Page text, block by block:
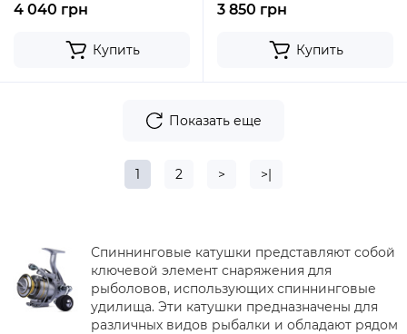
4 040 грн
Купить
3 850 грн
Купить
Показать еще
1 2 > >|
Спиннинговые катушки представляют собой
ключевой элемент снаряжения для
рыболовов, использующих спиннинговые
удилища. Эти катушки предназначены для
различных видов рыбалки и обладают рядом